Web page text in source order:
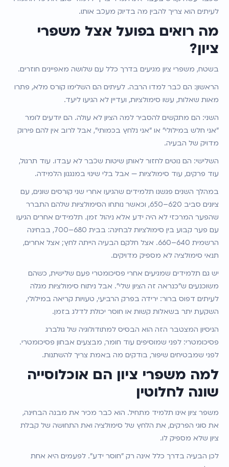
לעיתים הוא צריך להבין מה בדיוק מעכב אותו.
מה רואים בפועל אצל משפרי
ציון?
בשטח, משפרי ציון מגיעים בדרך כלל עם שלושה מאפיינים חוזרים.
הראשון: הם כבר למדו הרבה. לעיתים הם השלימו קורס מלא, פתרו
מאות שאלות, עשו סימולציות, ועדיין לא הגיעו ליעד.
השני: הם מתקשים להסביר למה הציון לא עולה. הם יודעים לומר
"אני חלש במילולי" או "אני נלחץ בכמותי", אבל לרוב אין להם פירוק
מדויק של הבעיה.
השלישי: הם נוטים לחזור לאותן שיטות שכבר לא עבדו. עוד תרגול,
עוד פרקים, עוד סימולציות — אבל בלי שינוי במנגנון הלמידה.
במהלך השנים פגשנו תלמידים שהגיעו אחרי שני קורסים שונים, עם
ציונים סביב 620–650, וכאשר נותחו הסימולציות שלהם התברר
שהפער המרכזי לא היה ידע אלא ניהול זמן. תלמידים אחרים הגיעו
עם פער קבוע בין סימולציות לבחינה: בבית 680–700, בבחינה
הרשמית 640–660. אצל חלקם הבעיה הייתה לחץ; אצל אחרים,
תנאי סימולציה לא מספיק מדויקים.
יש גם תלמידים שמגיעים אחרי פסיכומטרי פעם שלישית, כשהם
משוכנעים ש"כנראה זה הציון שלי". אבל ניתוח סימולציות מגלה
לעיתים דפוס ברור: ירידה בפרק הרביעי, טעויות קריאה במילולי,
השקעת יתר בשאלות קשות או חוסר יכולת לדלג בזמן.
הניסיון המצטבר הזה הוא הבסיס למתודולוגיה של גולברג
פסיכומטרי: לפני שמוסיפים עוד חומר, מבצעים אבחון פסיכומטרי.
לפני שמבטיחים שיפור, בודקים מה באמת צריך להשתנות.
למה משפרי ציון הם אוכלוסייה
שונה לחלוטין
משפר ציון אינו תלמיד מתחיל. הוא כבר מכיר את מבנה הבחינה,
את סוגי הפרקים, את הלחץ של סימולציה ואת התחושה של קבלת
ציון שלא מספיק לו.
לכן הבעיה בדרך כלל אינה רק "חוסר ידע". לפעמים היא אחת